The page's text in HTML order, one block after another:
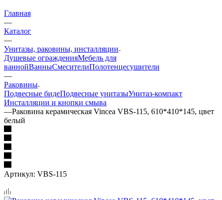
Главная
—
Каталог
—
Унитазы, раковины, инсталляции
Душевые огражденияМебель для
ваннойВанныСмесителиПолотенцесушители
—
Раковины
Подвесные бидеПодвесные унитазыУнитаз-компакт
Инсталляции и кнопки смыва
—Раковина керамическая Vincea VBS-115, 610*410*145, цвет
белый
Артикул: VBS-115